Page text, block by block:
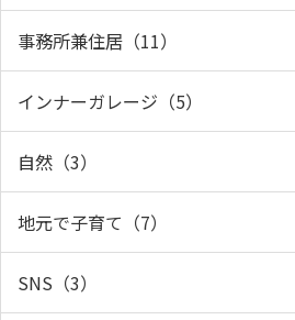
事務所兼住居（11）
インナーガレージ（5）
自然（3）
地元で子育て（7）
SNS（3）